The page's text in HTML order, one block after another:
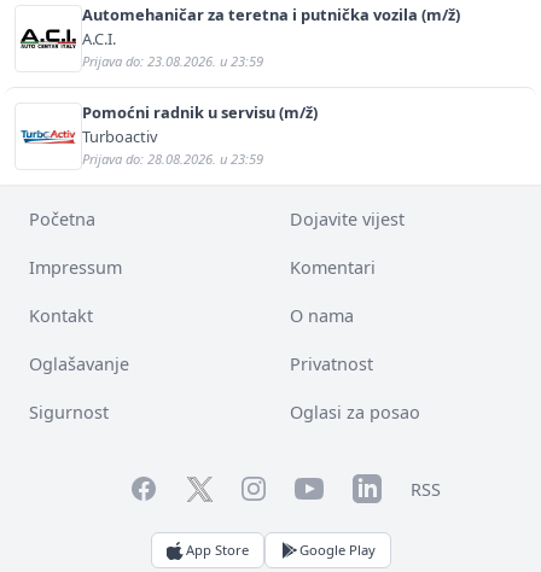
Automehaničar za teretna i putnička vozila (m/ž)
A.C.I.
Prijava do: 23.08.2026. u 23:59
Pomoćni radnik u servisu (m/ž)
Turboactiv
Prijava do: 28.08.2026. u 23:59
Početna Dojavite vijest
Impressum Komentari
Kontakt O nama
Oglašavanje Privatnost
Sigurnost Oglasi za posao
FacebookTwitterInstagramYouTubeLinkedInRSS
App Store Google Play